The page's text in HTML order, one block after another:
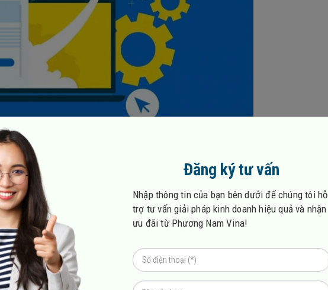
sử dụng trong kinh doanh
dụng nhiều hiện nay, email marketing bán hàng, tiếp thị là loại phổ
khả năng tiếp cận nhóm khách hàng tiềm năng và thúc đẩy giao
còn giúp cho doanh nghiệp biết cách tận dụng cơ hội để có thể
tương lai.
Đăng ký tư vấn
Nhập thông tin của bạn bên dưới để chúng tôi hỗ
trợ tư vấn giải pháp kinh doanh hiệu quả và nhận
ưu đãi từ Phương Nam Vina!